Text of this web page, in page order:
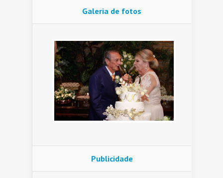
Galeria de fotos
Publicidade